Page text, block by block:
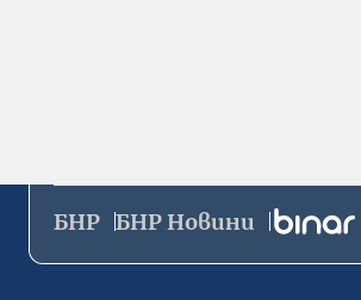
БНР БНР Новини